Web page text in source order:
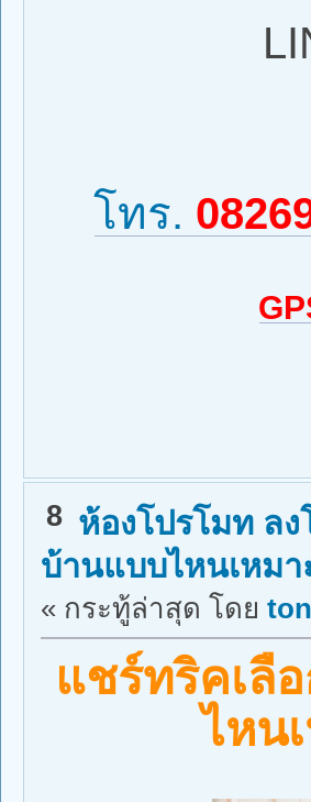
โทร.
8 ห้องโปรโมท ล
บ้านแบบไหนเหม
« กระทู้ล่าสุด โดย
แชร์ทริคเลื
ไหน